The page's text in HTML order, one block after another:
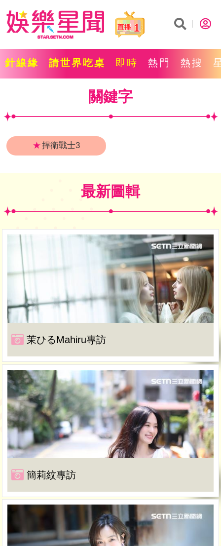
1
針線緣 請世界吃桌 即時 熱門 熱搜
關鍵字
★捍衛戰士3
最新圖輯
茉ひるMahiru專訪
簡莉紋專訪